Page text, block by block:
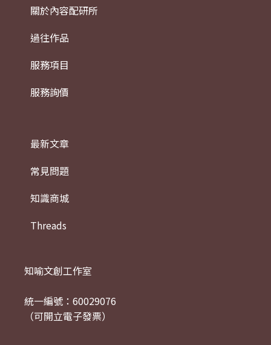
關於內容配研所
過往作品
服務項目
服務詢價
最新文章
常見問題
知識商城
Threads
知喻文創工作室
統一編號：60029076
（可開立電子發票）